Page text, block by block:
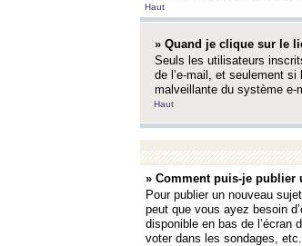
Haut
» Quand je clique sur le
Seuls les utilisateurs
de l’e-mail, et seulement
malveillante du système e-
Haut
» Comment puis-je publier
Pour publier un nouveau
peut que vous ayez besoin
disponible en bas de l’écran
voter dans les sondages, etc.